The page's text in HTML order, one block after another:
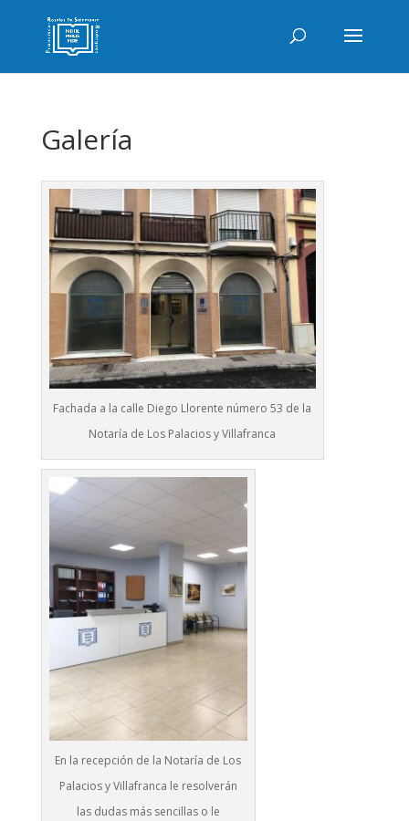
Galería
Fachada a la calle Diego Llorente número 53 de la
Notaría de Los Palacios y Villafranca
En la recepción de la Notaría de Los
Palacios y Villafranca le resolverán
las dudas más sencillas o le